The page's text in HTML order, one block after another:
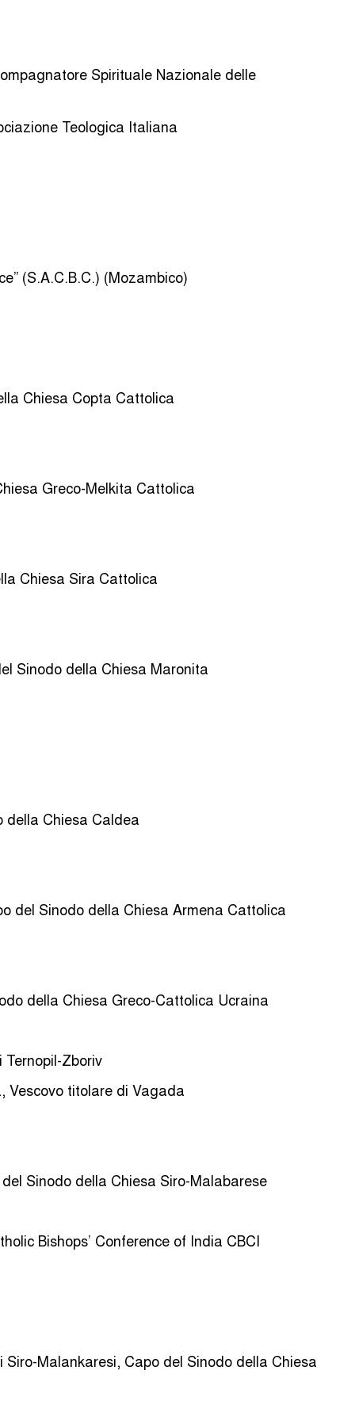
Spirituale Nazionale delle
Teologica Italiana
(S.A.C.B.C.) (Mozambico)
Chiesa Copta Cattolica
Greco-Melkita Cattolica
Chiesa Sira Cattolica
Sinodo della Chiesa Maronita
della Chiesa Caldea
del Sinodo della Chiesa Armena Cattolica
della Chiesa Greco-Cattolica Ucraina
Zboriv
Vescovo titolare di Vagada
Sinodo della Chiesa Siro-Malabarese
Bishops’ Conference of India CBCI
Malankaresi, Capo del Sinodo della Chiesa